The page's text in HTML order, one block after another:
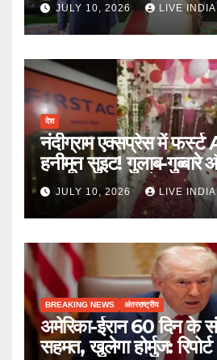
JULY 10, 2026 LIVE
देश
नंदीग्राम एक्सप्रेस में फर्स्ट
हनीमून सुइट! गुलाब-
You, TTE सस्पेंड
JULY 10, 2026 LIVE
BREAKING NEWS अंतरराष्ट्रीय
अमेरिका-ईरान 60 दिन के
सहमत, खुलेगा होर्मुज: रिपोर्ट